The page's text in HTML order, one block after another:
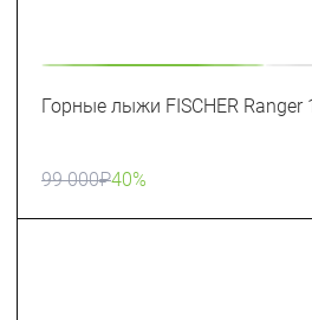
Горные лыжи FISCHER Ranger
99 000₽40%